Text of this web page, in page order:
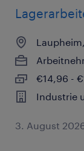
€14,96 -
Industrie
3. August